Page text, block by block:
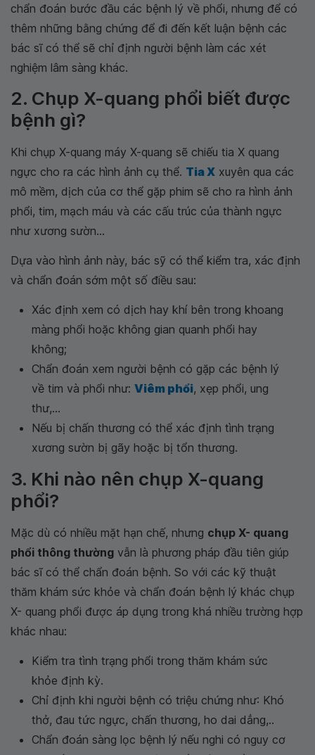
chẩn đoán bước đầu các bệnh lý về phổi, nhưng để có
thêm những bằng chứng để đi đến kết luận bệnh các
bác sĩ có thể sẽ chỉ định người bệnh làm các xét
nghiệm lâm sàng khác.
2. Chụp X-quang phổi biết được
bệnh gì?
Khi chụp X-quang máy X-quang sẽ chiếu tia X quang
ngực cho ra các hình ảnh cụ thể. Tia X xuyên qua các
mô mềm, dịch của cơ thể gặp phim sẽ cho ra hình ảnh
phổi, tim, mạch máu và các cấu trúc của thành ngực
như xương sườn...
Dựa vào hình ảnh này, bác sỹ có thể kiểm tra, xác định
và chẩn đoán sớm một số điều sau:
Xác định xem có dịch hay khí bên trong khoang
màng phổi hoặc không gian quanh phổi hay
không;
Chẩn đoán xem người bệnh có gặp các bệnh lý
về tim và phổi như: Viêm phổi, xẹp phổi, ung
thư,...
Nếu bị chấn thương có thể xác định tình trạng
xương sườn bị gãy hoặc bị tổn thương.
3. Khi nào nên chụp X-quang
phổi?
Mặc dù có nhiều mặt hạn chế, nhưng chụp X- quang
phổi thông thường vẫn là phương pháp đầu tiên giúp
bác sĩ có thể chẩn đoán bệnh. So với các kỹ thuật
thăm khám sức khỏe và chẩn đoán bệnh lý khác chụp
X- quang phổi được áp dụng trong khá nhiều trường hợp
khác nhau:
Kiểm tra tình trạng phổi trong thăm khám sức
khỏe định kỳ.
Chỉ định khi người bệnh có triệu chứng như: Khó
thở, đau tức ngực, chấn thương, ho dai dẳng,..
Chẩn đoán sàng lọc bệnh lý nếu nghi có nguy cơ